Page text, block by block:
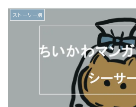
ストーリー別